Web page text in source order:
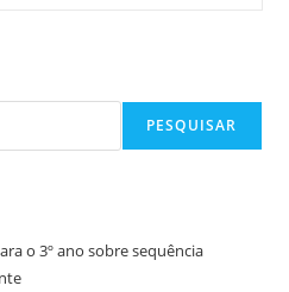
PESQUISAR
o 3º ano sobre sequência